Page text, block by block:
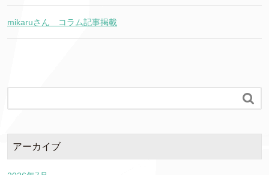
mikaruさん コラム記事掲載

アーカイブ